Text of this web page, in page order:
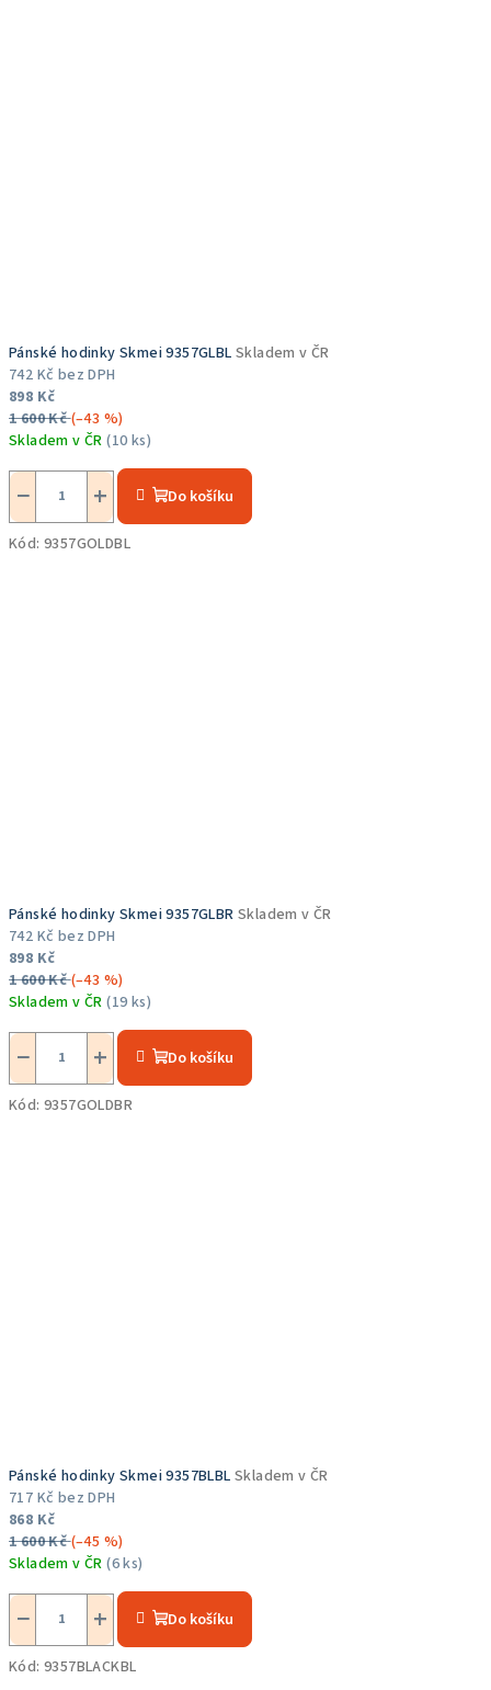
Pánské hodinky Skmei 9357GLBL Skladem v ČR
742 Kč bez DPH
898 Kč
1 600 Kč(–43 %)
Skladem v ČR(10 ks)
hodnocení
produktu
je
5,0
+
− Do košíku
Kód: 9357GOLDBL
Pánské hodinky Skmei 9357GLBR Skladem v ČR
742 Kč bez DPH
898 Kč
1 600 Kč(–43 %)
Skladem v ČR(19 ks)
hodnocení
produktu
je
5,0
+
− Do košíku
Kód: 9357GOLDBR
Pánské hodinky Skmei 9357BLBL Skladem v ČR
717 Kč bez DPH
868 Kč
1 600 Kč(–45 %)
Skladem v ČR(6 ks)
hodnocení
produktu
je
5,0
+
− Do košíku
Kód: 9357BLACKBL